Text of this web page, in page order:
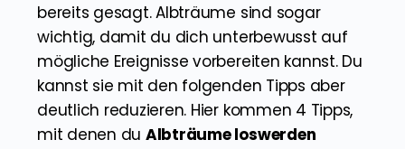
bereits gesagt. Albträume sind sogar
wichtig, damit du dich unterbewusst auf
mögliche Ereignisse vorbereiten kannst. Du
kannst sie mit den folgenden Tipps aber
deutlich reduzieren. Hier kommen 4 Tipps,
mit denen du Albträume loswerden